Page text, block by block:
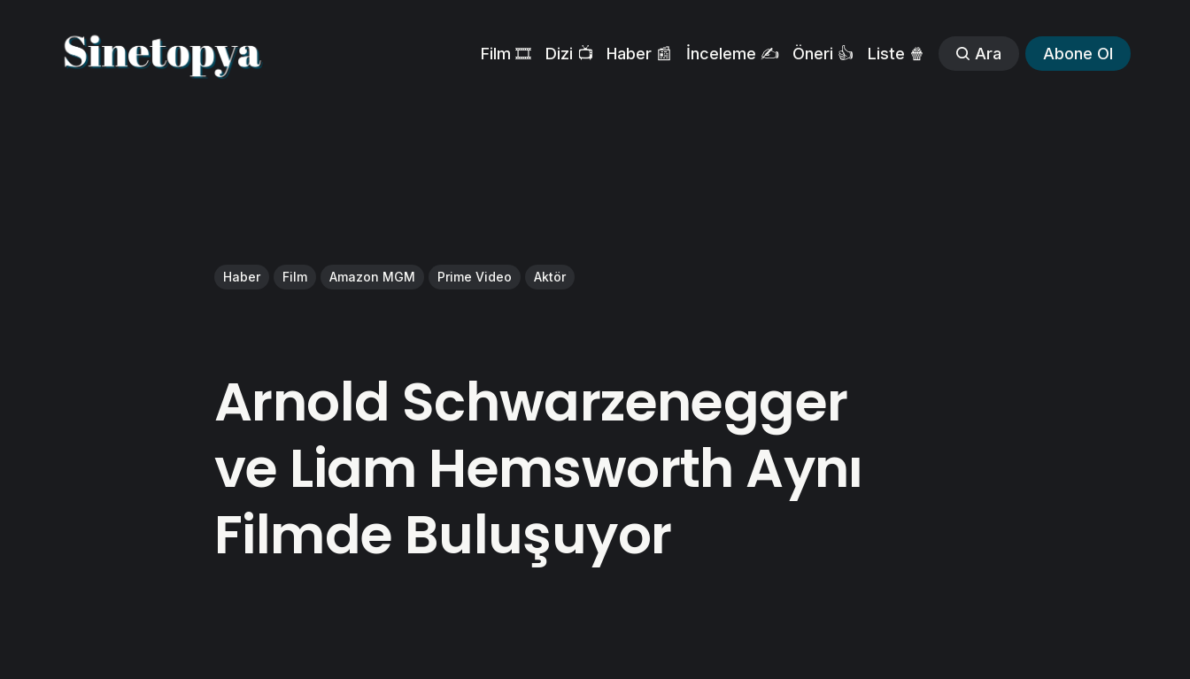
Film 🎞️ Dizi 📺 Haber 📰 İnceleme ✍️ Öneri 👍 Liste 🍿 Ara Abone Ol
Haber Film Amazon MGM Prime Video Aktör
Arnold Schwarzenegger
ve Liam Hemsworth Aynı
Filmde Buluşuyor